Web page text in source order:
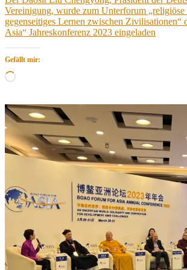
Vereinigung, wurde zum Unterforum
gegenseitiges Lernen zwischen Zivilisationen“
Asia“ Jahreskonferenz 2023 eingeladen
Gefällt mir:
Wird